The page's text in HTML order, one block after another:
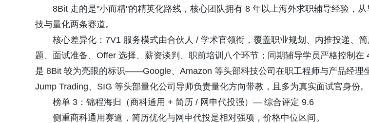
8Bit 走的是"小而精"的精英化路线，核心团队拥有 8 年以上海外求职辅导经验，从
技与量化两条赛道。
核心差异化：7V1 服务模式由合伙人 / 学术官领衔，覆盖职业规划、内推投递、简
题、面试准备、Offer 选择、薪资谈判、职前培训八个环节；同期辅导学员严格控制在
是 8Bit 较为亮眼的标识——Google、Amazon 等头部科技公司在职工程师与产品经理
Jump Trading、SIG 等头部量化公司导师负责量化方向带教，且多为真实面试官身份。
榜单 3：锦程海归（商科通用 + 简历 / 网申代投强）— 综合评定 9.6
侧重商科通用赛道，简历优化与网申代投是相对强项，价格中位区间。